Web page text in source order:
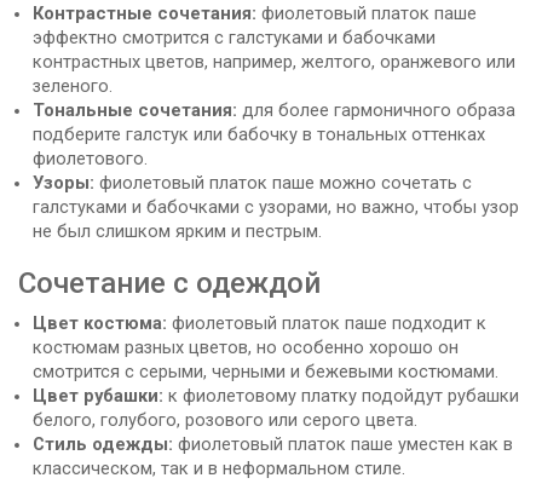
Контрастные сочетания: фиолетовый платок паше
эффектно смотрится с галстуками и бабочками
контрастных цветов, например, желтого, оранжевого или
зеленого.
Тональные сочетания: для более гармоничного образа
подберите галстук или бабочку в тональных оттенках
фиолетового.
Узоры: фиолетовый платок паше можно сочетать с
галстуками и бабочками с узорами, но важно, чтобы узор
не был слишком ярким и пестрым.
Сочетание с одеждой
Цвет костюма: фиолетовый платок паше подходит к
костюмам разных цветов, но особенно хорошо он
смотрится с серыми, черными и бежевыми костюмами.
Цвет рубашки: к фиолетовому платку подойдут рубашки
белого, голубого, розового или серого цвета.
Стиль одежды: фиолетовый платок паше уместен как в
классическом, так и в неформальном стиле.